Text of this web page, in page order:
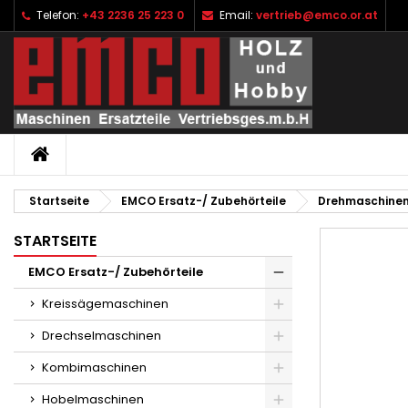
Telefon: +43 2236 25 223 0 Email: vertrieb@emco.or.at
STARTSEITE
Startseite EMCO Ersatz-/ Zubehörteile Drehmaschinen
STARTSEITE
EMCO Ersatz-/ Zubehörteile
Kreissägemaschinen
Drechselmaschinen
Kombimaschinen
Hobelmaschinen